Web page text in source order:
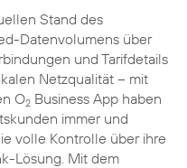
Stand des
Datenvolumens über
und Tarifdetails
Netzqualität – mit
O2Business App haben
immer und
volle Kontrolle über ihre
Lösung. Mit dem